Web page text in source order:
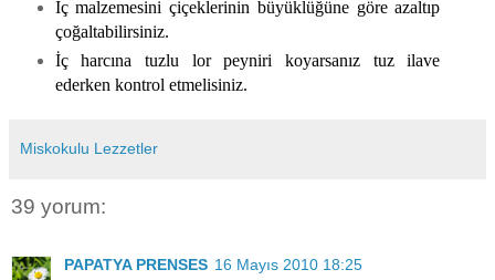
İç malzemesini çiçeklerinin büyüklüğüne göre azaltıp
çoğaltabilirsiniz.
İç harcına tuzlu lor peyniri koyarsanız tuz ilave
ederken kontrol etmelisiniz.
Miskokulu Lezzetler
39 yorum:
PAPATYA PRENSES 16 Mayıs 2010 18:25